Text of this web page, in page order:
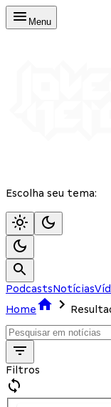
Menu
Escolha seu tema:
PodcastsNotícias
Home
Filtros